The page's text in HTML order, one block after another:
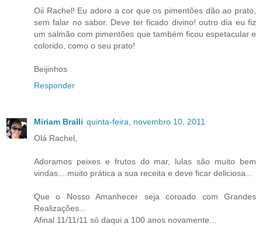
Oii Rachel! Eu adoro a cor que os pimentões dão ao prato,
sem falar no sabor. Deve ter ficado divino! outro dia eu fiz
um salmão com pimentões que também ficou espetacular e
colorido, como o seu prato!
Beijinhos
Responder
Miriam Bralli quinta-feira, novembro 10, 2011
Olá Rachel,
Adoramos peixes e frutos do mar, lulas são muito bem
vindas....muito prática a sua receita e deve ficar deliciosa...
Que o Nosso Amanhecer seja coroado com Grandes
Realizações...
Afinal 11/11/11 só daqui a 100 anos novamente...